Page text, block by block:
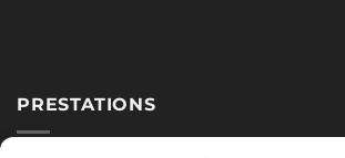
PRESTATIONS